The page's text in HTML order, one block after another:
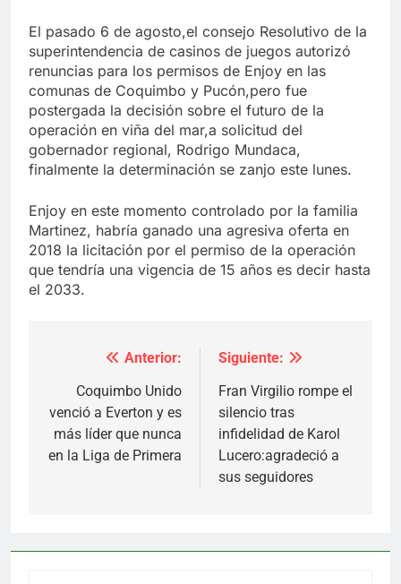
El pasado 6 de agosto,el consejo Resolutivo de la
superintendencia de casinos de juegos autorizó
renuncias para los permisos de Enjoy en las
comunas de Coquimbo y Pucón,pero fue
postergada la decisión sobre el futuro de la
operación en viña del mar,a solicitud del
gobernador regional, Rodrigo Mundaca,
finalmente la determinación se zanjo este lunes.
Enjoy en este momento controlado por la familia
Martinez, habría ganado una agresiva oferta en
2018 la licitación por el permiso de la operación
que tendría una vigencia de 15 años es decir hasta
el 2033.
Navegación
entradas
Anterior:
Coquimbo Unido
venció a Everton y es
más líder que nunca
en la Liga de Primera
Siguiente:
Fran Virgilio rompe el
silencio tras
infidelidad de Karol
Lucero:agradeció a
sus seguidores